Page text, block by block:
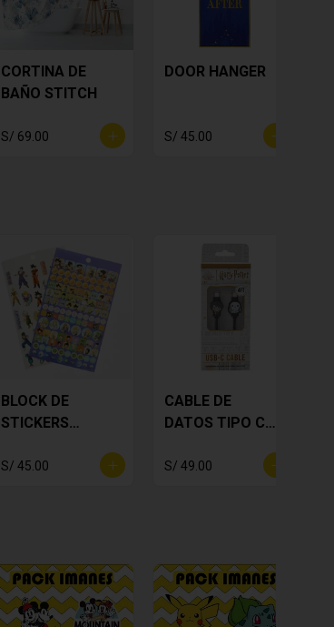
CORTINA DE
BAÑO STITCH
S/ 69.00
DOOR HANGER
S/ 45.00
BLOCK DE
STICKERS
S/ 45.00
CABLE DE
DATOS TIPO C
S/ 49.00